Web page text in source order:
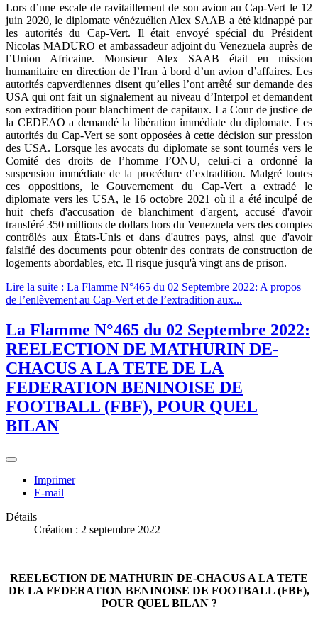
Lors d’une escale de ravitaillement de son avion au Cap-Vert le 12
juin 2020, le diplomate vénézuélien Alex SAAB a été kidnappé par
les autorités du Cap-Vert. Il était envoyé spécial du Président
Nicolas MADURO et ambassadeur adjoint du Venezuela auprès de
l’Union Africaine. Monsieur Alex SAAB était en mission
humanitaire en direction de l’Iran à bord d’un avion d’affaires. Les
autorités capverdiennes disent qu’elles l’ont arrêté sur demande des
USA qui ont fait un signalement au niveau d’Interpol et demandent
son extradition pour blanchiment de capitaux. La Cour de justice de
la CEDEAO a demandé la libération immédiate du diplomate. Les
autorités du Cap-Vert se sont opposées à cette décision sur pression
des USA. Lorsque les avocats du diplomate se sont tournés vers le
Comité des droits de l’homme l’ONU, celui-ci a ordonné la
suspension immédiate de la procédure d’extradition. Malgré toutes
ces oppositions, le Gouvernement du Cap-Vert a extradé le
diplomate vers les USA, le 16 octobre 2021 où il a été inculpé de
huit chefs d'accusation de blanchiment d'argent, accusé d'avoir
transféré 350 millions de dollars hors du Venezuela vers des comptes
contrôlés aux États-Unis et dans d'autres pays, ainsi que d'avoir
falsifié des documents pour obtenir des contrats de construction de
logements abordables, etc. Il risque jusqu'à vingt ans de prison.
Lire la suite : La Flamme N°465 du 02 Septembre 2022: A propos
de l’enlèvement au Cap-Vert et de l’extradition aux...
La Flamme N°465 du 02 Septembre 2022:
REELECTION DE MATHURIN DE-
CHACUS A LA TETE DE LA
FEDERATION BENINOISE DE
FOOTBALL (FBF), POUR QUEL
BILAN
Imprimer
E-mail
Détails
Création : 2 septembre 2022
REELECTION DE MATHURIN DE-CHACUS A LA TETE
DE LA FEDERATION BENINOISE DE FOOTBALL (FBF),
POUR QUEL BILAN ?